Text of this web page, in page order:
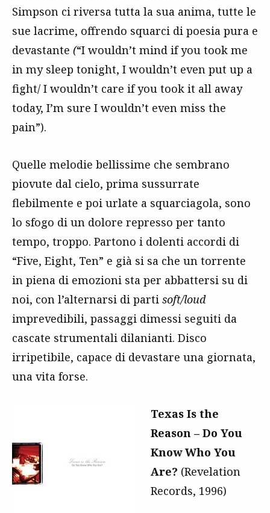
Simpson ci riversa tutta la sua anima, tutte le
sue lacrime, offrendo squarci di poesia pura e
devastante (“I wouldn’t mind if you took me
in my sleep tonight, I wouldn’t even put up a
fight/ I wouldn’t care if you took it all away
today, I’m sure I wouldn’t even miss the
pain”).
Quelle melodie bellissime che sembrano
piovute dal cielo, prima sussurrate
flebilmente e poi urlate a squarciagola, sono
lo sfogo di un dolore represso per tanto
tempo, troppo. Partono i dolenti accordi di
“Five, Eight, Ten” e già si sa che un torrente
in piena di emozioni sta per abbattersi su di
noi, con l’alternarsi di parti soft/loud
imprevedibili, passaggi dimessi seguiti da
cascate strumentali dilanianti. Disco
irripetibile, capace di devastare una giornata,
una vita forse.
Texas Is the
Reason – Do You
Know Who You
Are? (Revelation
Records, 1996)